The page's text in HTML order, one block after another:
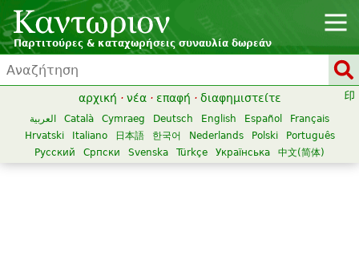
Παρτιτούρες & καταχωρήσεις συναυλία δωρεάν
αρχική · νέα · επαφή · διαφημιστείτε
العربية Català Cymraeg Deutsch English Español
Français
Hrvatski
Italiano 日本語 한국어 Nederlands Polski
Português
Русский
Српски Svenska Türkçe Українська 中文(简体)